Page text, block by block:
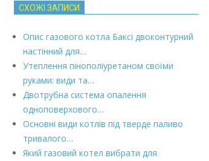
СХОЖІ ЗАПИСИ
Опис газового котла Баксі двоконтурний
настінний для…
Утеплення пінополіуретаном своїми
руками: види та…
Двотрубна система опалення
одноповерхового…
Основні види котлів під тверде паливо
тривалого…
Який газовий котел вибрати для